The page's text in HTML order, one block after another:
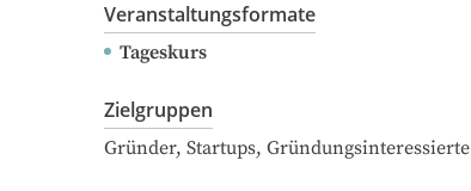
Veranstaltungsformate
Tageskurs
Zielgruppen
Gründer, Startups, Gründungsinteressierte